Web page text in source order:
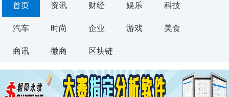
首页 资讯 财经 娱乐 科技
汽车 时尚 企业 游戏 美食
商讯 微商 区块链